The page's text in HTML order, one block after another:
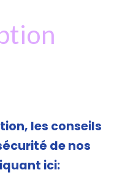
les conseils
de nos
ici: